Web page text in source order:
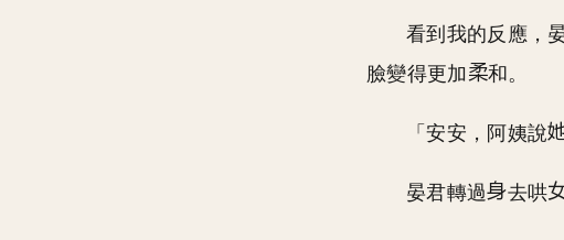
看到我的反應，
臉變得更加
和。
「安安，阿姨說
晏君轉過 去哄